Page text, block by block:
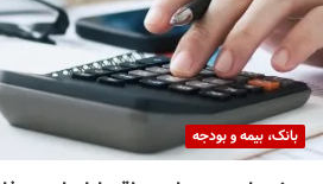
بانک، بیمه و بودجه